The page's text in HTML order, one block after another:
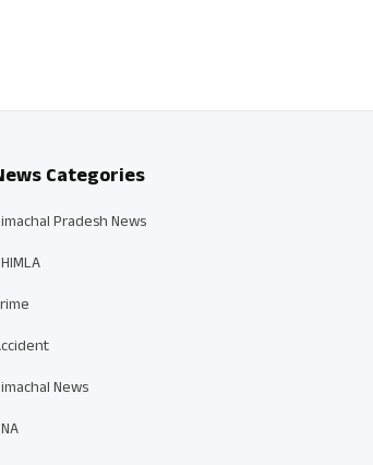
Categories
Pradesh News
News